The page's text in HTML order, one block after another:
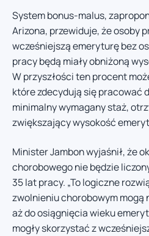
System bonus-malus,
Arizona, przewiduje, że osoby
wcześniejszą emeryturę bez
pracy będą miały obniżoną
W przyszłości ten procent
które zdecydują się pracować
minimalny wymagany staż,
zwiększający wysokość
Minister Jambon wyjaśnił, że
chorobowego nie będzie
35 lat pracy. „To logiczne
zwolnieniu chorobowym mogą
aż do osiągnięcia wieku
mogły skorzystać z